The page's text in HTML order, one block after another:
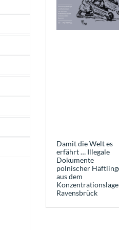
Damit die Welt es
erfährt … Illegale
Dokumente
polnischer
aus dem
Ravensbrück